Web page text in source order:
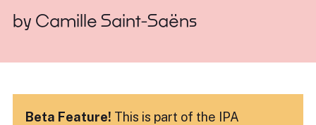
by Camille Saint-Saëns
Beta Feature! This is part of the IPA